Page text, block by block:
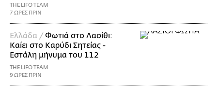
THE LIFO TEAM
7 ΩΡΕΣ ΠΡΙΝ
Ελλάδα / Φωτιά στο Λασίθι:
Καίει στο Καρύδι Σητείας -
Εστάλη μήνυμα του 112
THE LIFO TEAM
9 ΩΡΕΣ ΠΡΙΝ